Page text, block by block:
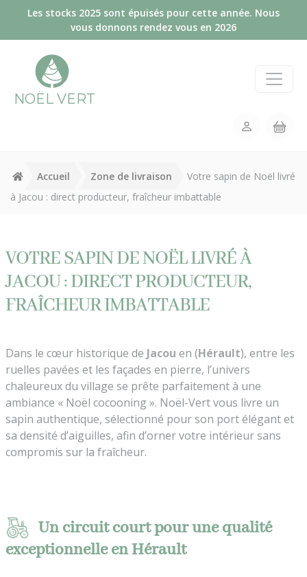
Panneau de gestion des cookies
Les stocks 2025 sont épuisés pour cette année. Nous
vous donnons rendez vous en 2026
NOËL VERT
Accueil Zone de livraison
Votre sapin de Noël livré
à Jacou : direct producteur, fraîcheur imbattable
VOTRE SAPIN DE NOËL LIVRÉ À
JACOU : DIRECT PRODUCTEUR,
FRAÎCHEUR IMBATTABLE
Dans le cœur historique de Jacou en (Hérault), entre les
ruelles pavées et les façades en pierre, l’univers
chaleureux du village se prête parfaitement à une
ambiance « Noël cocooning ». Noël-Vert vous livre un
sapin authentique, sélectionné pour son port élégant et
sa densité d’aiguilles, afin d’orner votre intérieur sans
compromis sur la fraîcheur.
Un circuit court pour une qualité
exceptionnelle en Hérault